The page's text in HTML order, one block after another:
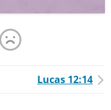
Lucas 12:14